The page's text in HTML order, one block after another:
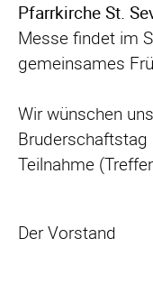
Pfarrkirche St.
Messe findet im
gemeinsames
Wir wünschen
Bruderschaftstag
Teilnahme
Der Vorstand